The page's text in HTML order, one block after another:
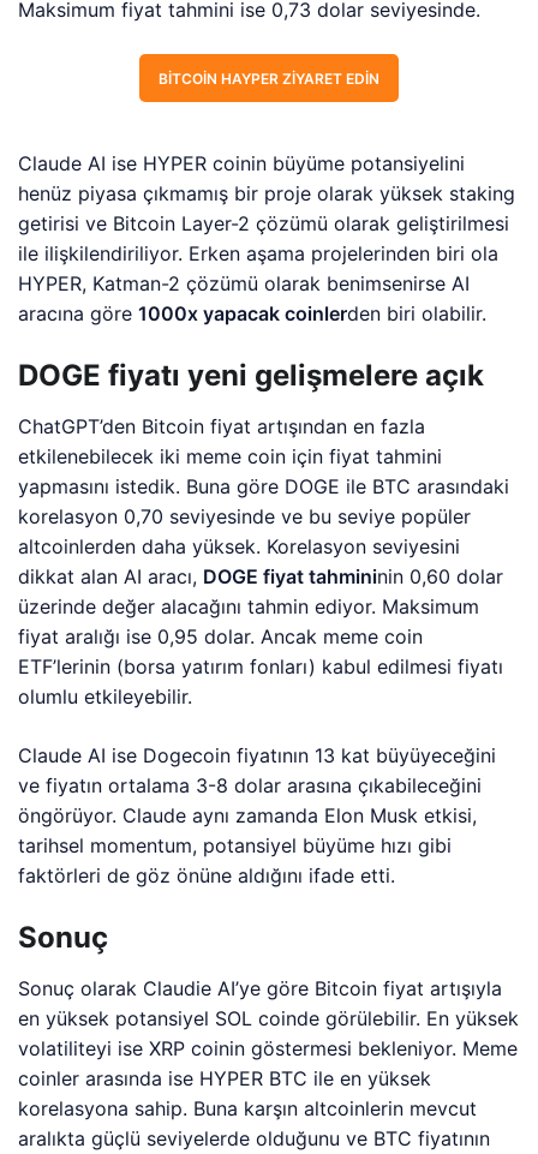
Maksimum fiyat tahmini ise 0,73 dolar seviyesinde.
BITCOIN HAYPER ZIYARET EDIN
Claude AI ise HYPER coinin büyüme potansiyelini
henüz piyasa çıkmamış bir proje olarak yüksek staking
getirisi ve Bitcoin Layer-2 çözümü olarak geliştirilmesi
ile ilişkilendiriliyor. Erken aşama projelerinden biri ola
HYPER, Katman-2 çözümü olarak benimsenirse AI
aracına göre1000x yapacak coinlerden biri olabilir.
DOGE fiyatı yeni gelişmelere açık
ChatGPT’den Bitcoin fiyat artışından en fazla
etkilenebilecek iki meme coin için fiyat tahmini
yapmasını istedik. Buna göre DOGE ile BTC arasındaki
korelasyon 0,70 seviyesinde ve bu seviye popüler
altcoinlerden daha yüksek. Korelasyon seviyesini
dikkat alan AI aracı, DOGE fiyat tahmininin 0,60 dolar
üzerinde değer alacağını tahmin ediyor. Maksimum
fiyat aralığı ise 0,95 dolar. Ancak meme coin
ETF’lerinin (borsa yatırım fonları) kabul edilmesi fiyatı
olumlu etkileyebilir.
Claude AI ise Dogecoin fiyatının 13 kat büyüyeceğini
ve fiyatın ortalama 3-8 dolar arasına çıkabileceğini
öngörüyor. Claude aynı zamanda Elon Musk etkisi,
tarihsel momentum, potansiyel büyüme hızı gibi
faktörleri de göz önüne aldığını ifade etti.
Sonuç
Sonuç olarak Claudie AI’ye göre Bitcoin fiyat artışıyla
en yüksek potansiyel SOL coinde görülebilir. En yüksek
volatiliteyi ise XRP coinin göstermesi bekleniyor. Meme
coinler arasında ise HYPER BTC ile en yüksek
korelasyona sahip. Buna karşın altcoinlerin mevcut
aralıkta güçlü seviyelerde olduğunu ve BTC fiyatının